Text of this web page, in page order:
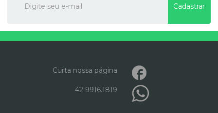
Cadastrar
Curta nossa página
42 9916.1819